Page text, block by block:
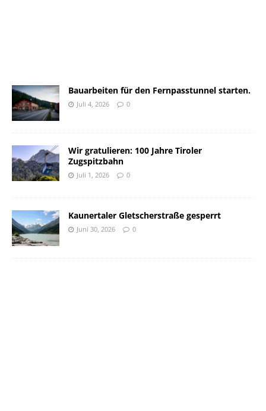
Bauarbeiten für den Fernpasstunnel starten.
Juli 4, 2026 0
Wir gratulieren: 100 Jahre Tiroler
Zugspitzbahn
Juli 1, 2026 0
Kaunertaler Gletscherstraße gesperrt
Juni 30, 2026 0